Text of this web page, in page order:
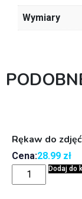
Wymiary
Rękaw do
Cena:28.99 zł
Dodaj do